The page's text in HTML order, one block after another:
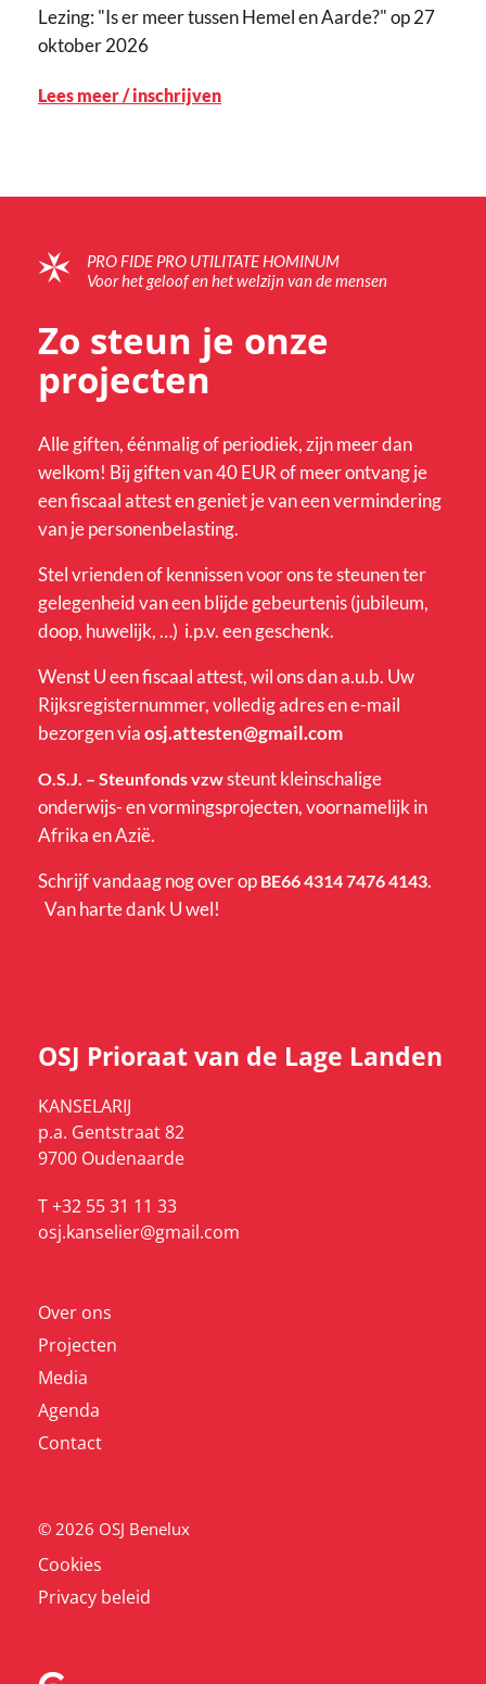
Lezing: "Is er meer tussen Hemel en Aarde?" op 27
oktober 2026
Lees meer / inschrijven
PRO FIDE PRO UTILITATE HOMINUM
Voor het geloof en het welzijn van de mensen
Zo steun je onze
projecten
Alle giften, éénmalig of periodiek, zijn meer dan
welkom! Bij giften van 40 EUR of meer ontvang je
een fiscaal attest en geniet je van een vermindering
van je personenbelasting.
Stel vrienden of kennissen voor ons te steunen ter
gelegenheid van een blijde gebeurtenis (jubileum,
doop, huwelijk, …) i.p.v. een geschenk.
Wenst U een fiscaal attest, wil ons dan a.u.b. Uw
Rijksregisternummer, volledig adres en e-mail
bezorgen viaosj.attesten@gmail.com
O.S.J. – Steunfonds vzwsteunt kleinschalige
onderwijs- en vormingsprojecten, voornamelijk in
Afrika en Azië.
Schrijf vandaag nog over op BE66 4314 7476 4143.
Van harte dank U wel!
OSJ Prioraat van de Lage Landen
KANSELARIJ
p.a. Gentstraat 82
9700 Oudenaarde
T +32 55 31 11 33
osj.kanselier@gmail.com
Over ons
Projecten
Media
Agenda
Contact
© 2026 OSJ Benelux
Cookies
Privacy beleid